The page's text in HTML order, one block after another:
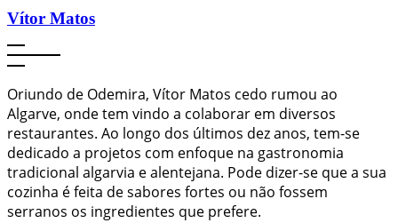
Vítor Matos
Oriundo de Odemira, Vítor Matos cedo rumou ao
Algarve, onde tem vindo a colaborar em diversos
restaurantes. Ao longo dos últimos dez anos, tem-se
dedicado a projetos com enfoque na gastronomia
tradicional algarvia e alentejana. Pode dizer-se que a sua
cozinha é feita de sabores fortes ou não fossem
serranos os ingredientes que prefere.